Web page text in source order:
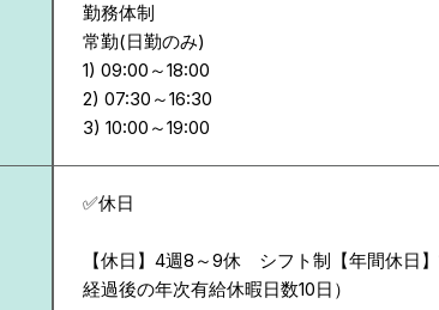
勤務体制
常勤(日勤のみ)
1) 09:00～18:00
2) 07:30～16:30
✅休日
【休日】4週8～9休 シフト制【年間休日
経過後の年次有給休暇日数10日）